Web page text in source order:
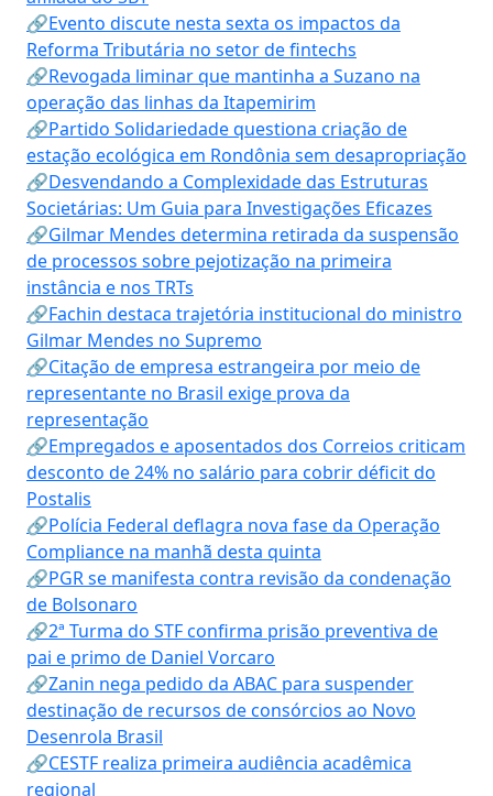
🔗Evento discute nesta sexta os impactos da
Reforma Tributária no setor de fintechs
🔗Revogada liminar que mantinha a Suzano na
operação das linhas da Itapemirim
🔗Partido Solidariedade questiona criação de
estação ecológica em Rondônia sem desapropriação
🔗Desvendando a Complexidade das Estruturas
Societárias: Um Guia para Investigações Eficazes
🔗Gilmar Mendes determina retirada da suspensão
de processos sobre pejotização na primeira
instância e nos TRTs
🔗Fachin destaca trajetória institucional do ministro
Gilmar Mendes no Supremo
🔗Citação de empresa estrangeira por meio de
representante no Brasil exige prova da
representação
🔗Empregados e aposentados dos Correios criticam
desconto de 24% no salário para cobrir déficit do
Postalis
🔗Polícia Federal deflagra nova fase da Operação
Compliance na manhã desta quinta
🔗PGR se manifesta contra revisão da condenação
de Bolsonaro
🔗2ª Turma do STF confirma prisão preventiva de
pai e primo de Daniel Vorcaro
🔗Zanin nega pedido da ABAC para suspender
destinação de recursos de consórcios ao Novo
Desenrola Brasil
🔗CESTF realiza primeira audiência acadêmica
regional